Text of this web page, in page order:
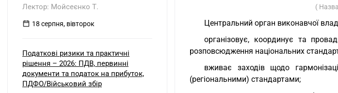
(
Центральний орган виконавчої
організовує, координує та
розповсюдження національних
вживає заходів щодо
(регіональними) стандартами;
Лектор: Мойсеєнко Т.
18 серпня, вівторок
Податкові ризики та практичні
рішення – 2026: ПДВ, первинні
документи та податок на прибуток,
ПДФО/Військовий збір